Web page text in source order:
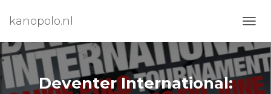
kanopolo.nl
A
V
G
A
Deventer International: